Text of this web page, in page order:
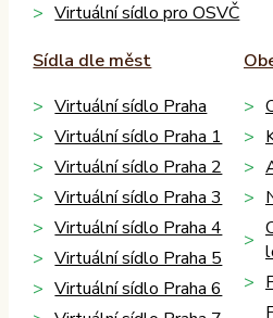
Virtuální sídlo pro OSVČ
Sídla dle měst
Virtuální sídlo Praha
Virtuální sídlo Praha 1
Virtuální sídlo Praha 2
Virtuální sídlo Praha 3
Virtuální sídlo Praha 4
Virtuální sídlo Praha 5
Virtuální sídlo Praha 6